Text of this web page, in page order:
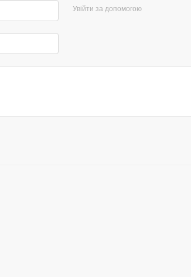
Увійти за допомогою